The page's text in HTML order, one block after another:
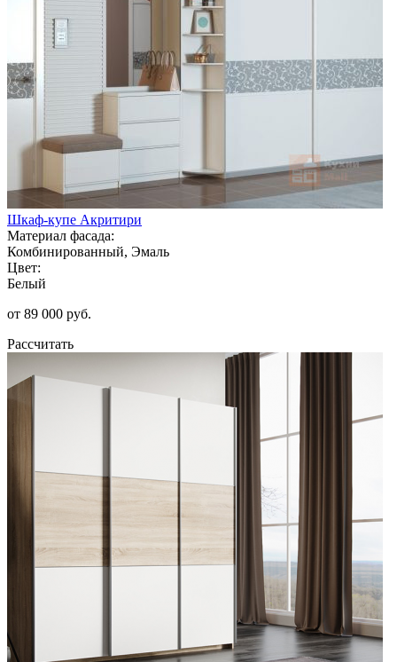
Шкаф-купе Акритири
Материал фасада:
Комбинированный, Эмаль
Цвет:
Белый
от 89 000 руб.
Рассчитать